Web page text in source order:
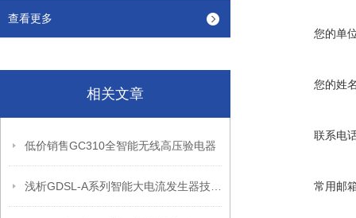
查看更多
相关文章
低价销售GC310全智能无线高压验电器
您的单
您的姓
联系电
常用邮